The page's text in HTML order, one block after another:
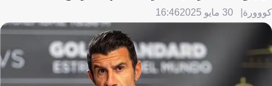
كووورة 30 مايو 2025 16:46